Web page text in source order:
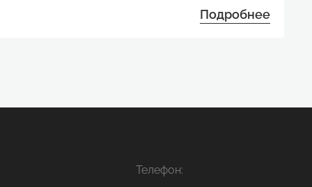
Подробнее
Телефон: